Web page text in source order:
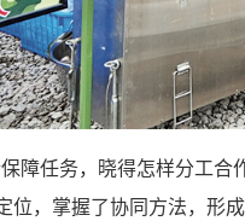
障任务，晓得怎样分工
位，掌握了协同方法，形成